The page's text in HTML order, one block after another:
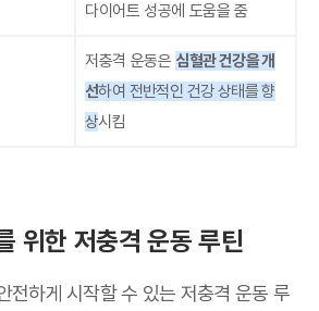
다이어트 성공에 도움을 줌
저충격 운동은 심혈관 건강을 개
선하여 전반적인 건강 상태를 향
상시킴
위한 저충격 운동 루틴
전하게 시작할 수 있는 저충격 운동 루